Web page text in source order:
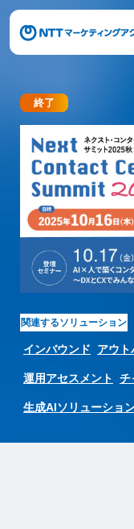
メニューの末尾で
終了
【参加費無料オ
関連するソリューション
インバウンド アウト
運用アセスメント チ
生成AIソリューショ